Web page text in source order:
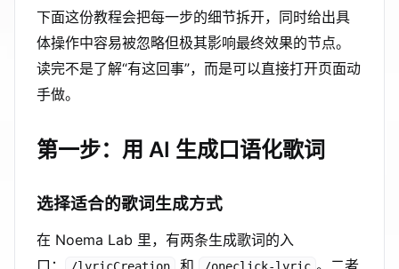
下面这份教程会把每一步的细节拆开，同时给出具
体操作中容易被忽略但极其影响最终效果的节点。
读完不是了解“有这回事”，而是可以直接打开页面动
手做。
第一步：用 AI 生成口语化歌词
选择适合的歌词生成方式
在 Noema Lab 里，有两条生成歌词的入
口：
和
。二者